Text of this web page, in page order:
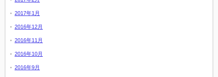
2017年1月
2016年12月
2016年11月
2016年10月
2016年9月